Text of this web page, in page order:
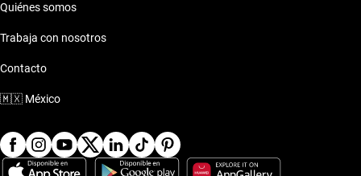
Quiénes somos
Trabaja con nosotros
Contacto
🇲🇽 México